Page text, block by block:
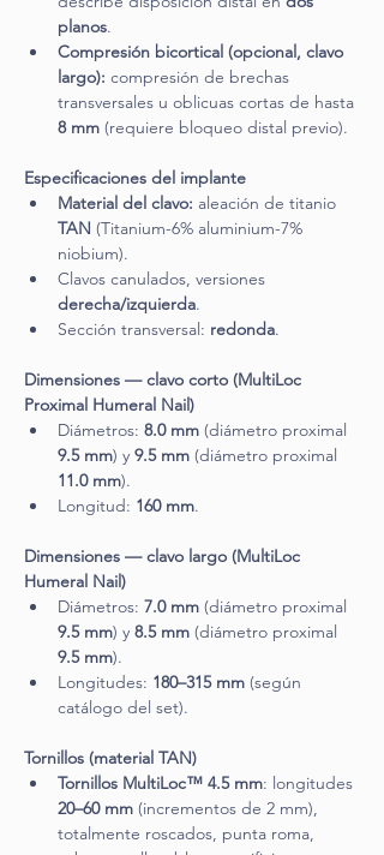
planos.
Compresión bicortical (opcional, clavo
largo): compresión de brechas
transversales u oblicuas cortas de hasta
8 mm (requiere bloqueo distal previo).
Especificaciones del implante
Material del clavo: aleación de titanio
TAN (Titanium-6% aluminium-7%
niobium).
Clavos canulados, versiones
derecha/izquierda.
Sección transversal: redonda.
Dimensiones — clavo corto (MultiLoc
Proximal Humeral Nail)
Diámetros: 8.0 mm (diámetro proximal
9.5 mm) y 9.5 mm (diámetro proximal
11.0 mm).
Longitud: 160 mm.
Dimensiones — clavo largo (MultiLoc
Humeral Nail)
Diámetros: 7.0 mm (diámetro proximal
9.5 mm) y 8.5 mm (diámetro proximal
9.5 mm).
Longitudes: 180–315 mm (según
catálogo del set).
Tornillos (material TAN)
Tornillos MultiLoc™ 4.5 mm: longitudes
20–60 mm (incrementos de 2 mm),
totalmente roscados, punta roma,